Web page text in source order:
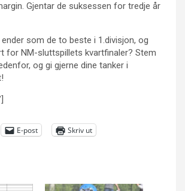
Gjentar de suksessen for tredje år
som de to beste i 1.divisjon, og
for NM-sluttspillets kvartfinaler? Stem
og gi gjerne dine tanker i
E-post Skriv ut